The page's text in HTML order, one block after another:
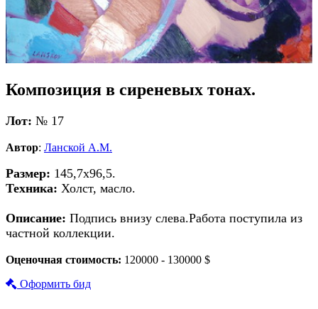
Композиция в сиреневых тонах.
Лот: № 17
Автор: Ланской А.М.
Размер: 145,7х96,5.
Техника: Холст, масло.
Описание: Подпись внизу слева.Работа поступила из
частной коллекции.
Оценочная стоимость: 120000 - 130000 $
Оформить бид